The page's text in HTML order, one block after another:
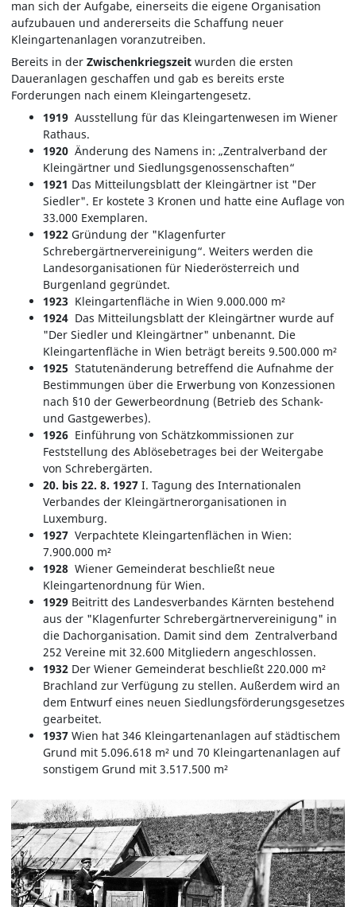
man sich der Aufgabe, einerseits die eigene Organisation
aufzubauen und andererseits die Schaffung neuer
Kleingartenanlagen voranzutreiben.
Bereits in der Zwischenkriegszeit wurden die ersten
Daueranlagen geschaffen und gab es bereits erste
Forderungen nach einem Kleingartengesetz.
1919 Ausstellung für das Kleingartenwesen im Wiener
Rathaus.
1920 Änderung des Namens in: „Zentralverband der
Kleingärtner und Siedlungsgenossenschaften“
1921 Das Mitteilungsblatt der Kleingärtner ist "Der
Siedler". Er kostete 3 Kronen und hatte eine Auflage von
33.000 Exemplaren.
1922 Gründung der "Klagenfurter
Schrebergärtnervereinigung“. Weiters werden die
Landesorganisationen für Niederösterreich und
Burgenland gegründet.
1923 Kleingartenfläche in Wien 9.000.000 m²
1924 Das Mitteilungsblatt der Kleingärtner wurde auf
"Der Siedler und Kleingärtner" unbenannt. Die
Kleingartenfläche in Wien beträgt bereits 9.500.000 m²
1925 Statutenänderung betreffend die Aufnahme der
Bestimmungen über die Erwerbung von Konzessionen
nach §10 der Gewerbeordnung (Betrieb des Schank-
und Gastgewerbes).
1926 Einführung von Schätzkommissionen zur
Feststellung des Ablösebetrages bei der Weitergabe
von Schrebergärten.
20. bis 22. 8. 1927 I. Tagung des Internationalen
Verbandes der Kleingärtnerorganisationen in
Luxemburg.
1927 Verpachtete Kleingartenflächen in Wien:
7.900.000 m²
1928 Wiener Gemeinderat beschließt neue
Kleingartenordnung für Wien.
1929 Beitritt des Landesverbandes Kärnten bestehend
aus der "Klagenfurter Schrebergärtnervereinigung" in
die Dachorganisation. Damit sind dem Zentralverband
252 Vereine mit 32.600 Mitgliedern angeschlossen.
1932 Der Wiener Gemeinderat beschließt 220.000 m²
Brachland zur Verfügung zu stellen. Außerdem wird an
dem Entwurf eines neuen Siedlungsförderungsgesetzes
gearbeitet.
1937 Wien hat 346 Kleingartenanlagen auf städtischem
Grund mit 5.096.618 m² und 70 Kleingartenanlagen auf
sonstigem Grund mit 3.517.500 m²